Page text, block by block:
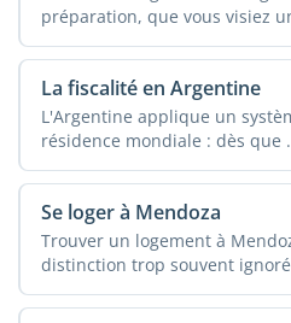
préparation, que vous visiez
quartier ...
La fiscalité en Argentine
L'Argentine applique un
résidence mondiale : dès que
Se loger à Mendoza
Trouver un logement à
distinction trop souvent